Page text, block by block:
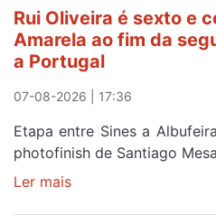
Beja
e
Elvas
Rui Oliveira é sexto e
Amarela ao fim da
a Portugal
07-08-2026 | 17:36
Etapa entre Sines a
photofinish de Santiago
Ler mais